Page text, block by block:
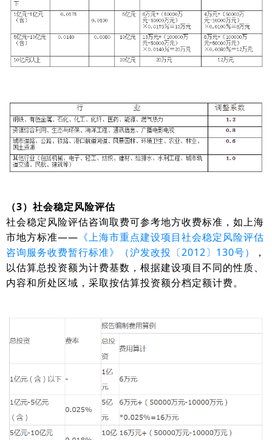
（3）社会稳定风险评估
社会稳定风险评估咨询取费可参考地方收费标准，如上海
市地方标准—— 《上海市重点建设项目社会稳定风险评估
咨询服务收费暂行标准》（沪发改投〔2012〕130号）
，
以估算总投资额为计费基数，根据建设项目不同的性质、
内容和所处区域，采取按估算投资额分档定额计费。